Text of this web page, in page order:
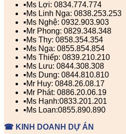
▪️Ms Lợi: 0834.774.774
▪️Ms Linh Nga: 0838.253.253
▪️Ms Nghệ: 0932.903.903
▪️Mr Phong: 0829.348.348
▪️Ms Thy: 0858.354.354
▪️Ms Nga: 0855.854.854
▪️Ms Thiếp: 0839.210.210
▪️Ms Lưu: 0844.308.308
▪️Ms Dung: 0844.810.810
▪️Mr Huy: 0848.26.08.17
▪️Mr Phát: 0886.20.06.19
▪️Ms Hạnh:0833.201.201
▪️Ms Loan:0855.890.890
☎ KINH DOANH DỰ ÁN